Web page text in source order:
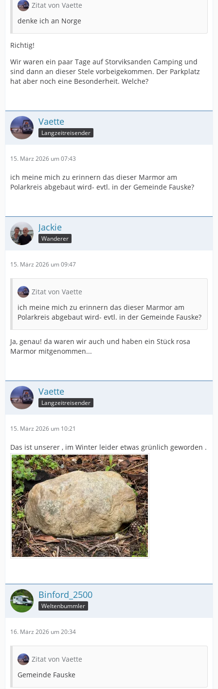
Zitat von Vaette
denke ich an Norge
Richtig!
Wir waren ein paar Tage auf Storviksanden Camping und
sind dann an dieser Stele vorbeigekommen. Der Parkplatz
hat aber noch eine Besonderheit. Welche?
Vaette
Langzeitreisender
15. März 2026 um 07:43
ich meine mich zu erinnern das dieser Marmor am
Polarkreis abgebaut wird- evtl. in der Gemeinde Fauske?
Jackie
Wanderer
15. März 2026 um 09:47
Zitat von Vaette
ich meine mich zu erinnern das dieser Marmor am
Polarkreis abgebaut wird- evtl. in der Gemeinde Fauske?
Ja, genau! da waren wir auch und haben ein Stück rosa
Marmor mitgenommen...
Vaette
Langzeitreisender
15. März 2026 um 10:21
Das ist unserer , im Winter leider etwas grünlich geworden .
Binford_2500
Weltenbummler
16. März 2026 um 20:34
Zitat von Vaette
Gemeinde Fauske